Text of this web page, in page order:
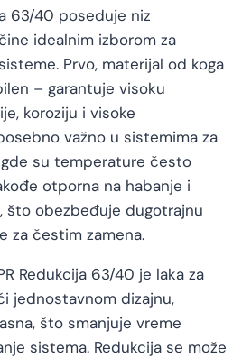
63/40 poseduje niz
idealnim izborom za
Prvo, materijal od koga
– garantuje visoku
koroziju i visoke
važno u sistemima za
su temperature često
otporna na habanje i
što obezbeđuje dugotrajnu
za čestim zamena.
Redukcija 63/40 je laka za
jednostavnom dizajnu,
što smanjuje vreme
sistema. Redukcija se može